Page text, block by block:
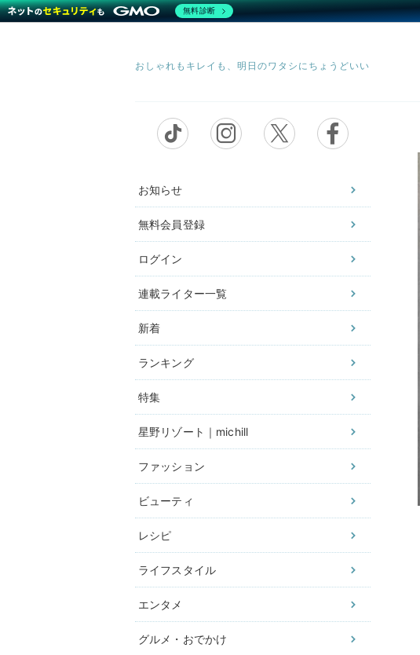
お知らせ
無料会員登録
ログイン
連載ライター一覧
新着
ランキング
特集
星野リゾート｜michill
ファッション
ビューティ
レシピ
ライフスタイル
エンタメ
グルメ・おでかけ
無料診断